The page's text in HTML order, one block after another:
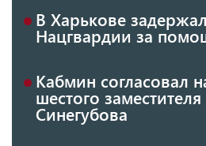
В Харькове
Нацгвардии за
Кабмин согласовал
шестого
Синегубова